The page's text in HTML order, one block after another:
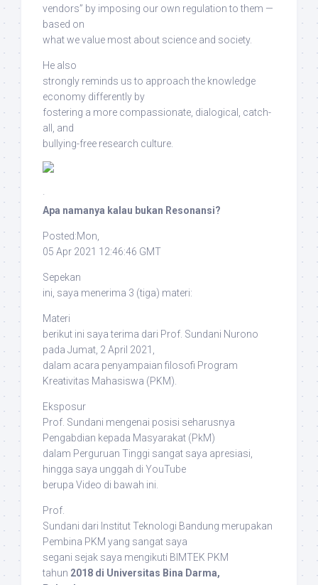
vendors” by imposing our own regulation to them —
based on
what we value most about science and society.
He also
strongly reminds usto approach the knowledge
economy differently by
fostering a more compassionate, dialogical, catch-
all, and
bullying-free research culture.
·
Apa namanya kalau bukan Resonansi?
Posted:Mon,
05 Apr 2021 12:46:46 GMT
Sepekan
ini, saya menerima 3 (tiga) materi:
Materi
berikut ini saya terima dari Prof. Sundani Nurono
pada Jumat, 2 April 2021,
dalam acara penyampaian filosofi Program
Kreativitas Mahasiswa (PKM).
Eksposur
Prof. Sundani mengenai posisi seharusnya
Pengabdian kepada Masyarakat (PkM)
dalam Perguruan Tinggi sangat saya apresiasi,
hingga saya unggah di YouTube
berupa Video di bawah ini.
Prof.
Sundani dari Institut Teknologi Bandung merupakan
Pembina PKM yang sangat saya
segani sejak saya mengikuti BIMTEK PKM
tahun 2018 di Universitas Bina Darma,